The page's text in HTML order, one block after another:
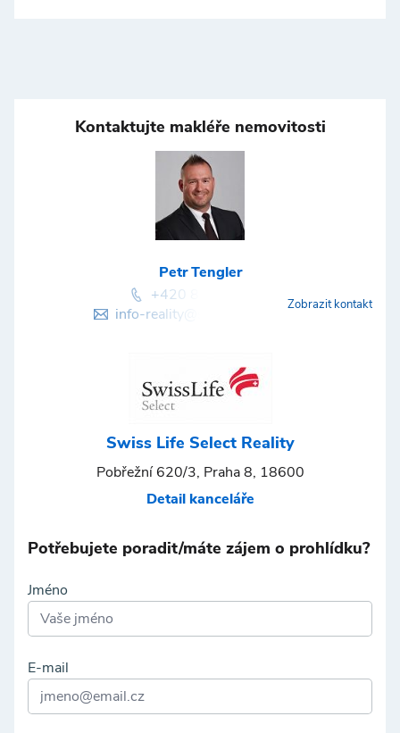
Kontaktujte makléře nemovitosti
Petr Tengler
+420 800775577
info-reality@swisslifeselect.czZobrazit kontakt
Swiss Life Select Reality
Pobřežní 620/3, Praha 8, 18600
Detail kanceláře
Potřebujete poradit/máte zájem o prohlídku?
Jméno
E-mail